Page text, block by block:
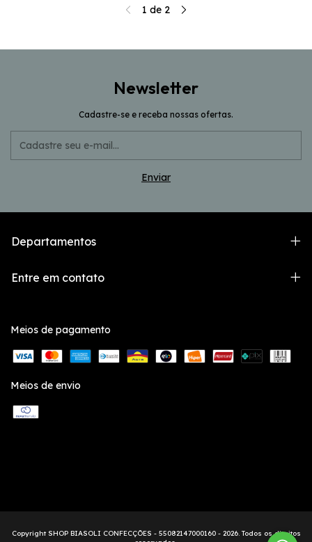
1 de 2
Newsletter
Cadastre-se e receba nossas ofertas.
Departamentos
Entre em contato
Meios de pagamento
Meios de envio
Copyright SHOP BIASOLI CONFECÇÕES - 55082147000160 - 2026. Todos os direitos